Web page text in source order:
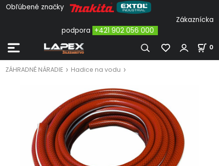
Obľúbené značky
Zákaznícka
podpora +421 902 056 000
0
ZÁHRADNÉ NÁRADIE Hadice na vodu